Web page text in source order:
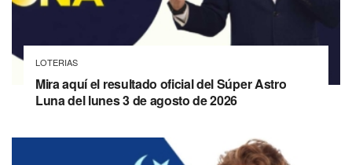
LOTERIAS
Mira aquí el resultado oficial del Súper Astro
Luna del lunes 3 de agosto de 2026